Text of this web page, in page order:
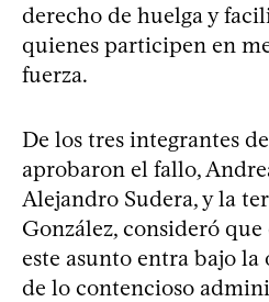
derecho de huelga y
quienes participen en
fuerza.
De los tres integrantes
aprobaron el fallo,
Alejandro Sudera, y la
González, consideró
este asunto entra bajo
de lo contencioso